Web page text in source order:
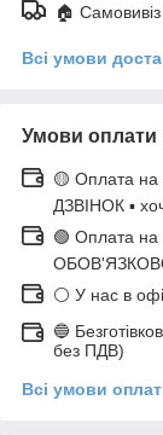
🏠
Всі умови
Умови оплати
🟡 Оплата на
ДЗВІНОК ▪
🟢 Оплата
ОБОВ'ЯЗКОВО
⚪ У нас в
🔵
без ПДВ)
Всі умови